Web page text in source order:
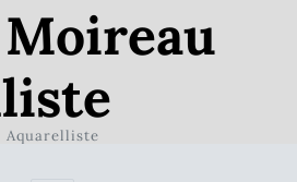
Aquarelliste